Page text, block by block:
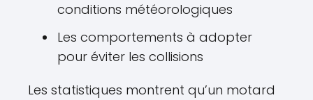
conditions météorologiques
Les comportements à adopter
pour éviter les collisions
Les statistiques montrent qu’un motard